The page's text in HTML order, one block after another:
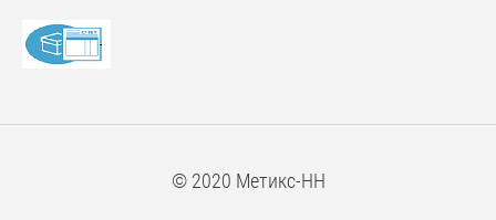
© 2020 Метикс-НН